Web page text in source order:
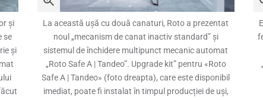
și
se
și
La această ușă cu două canaturi, Roto a prezentat
noul „mecanism de canat inactiv standard” și
sistemul de închidere multipunct mecanic automat
„Roto Safe A | Tandeo”. Upgrade kit” pentru «Roto
Safe A | Tandeo» (foto dreapta), care este disponibil
imediat, poate fi instalat în timpul producției de uși,